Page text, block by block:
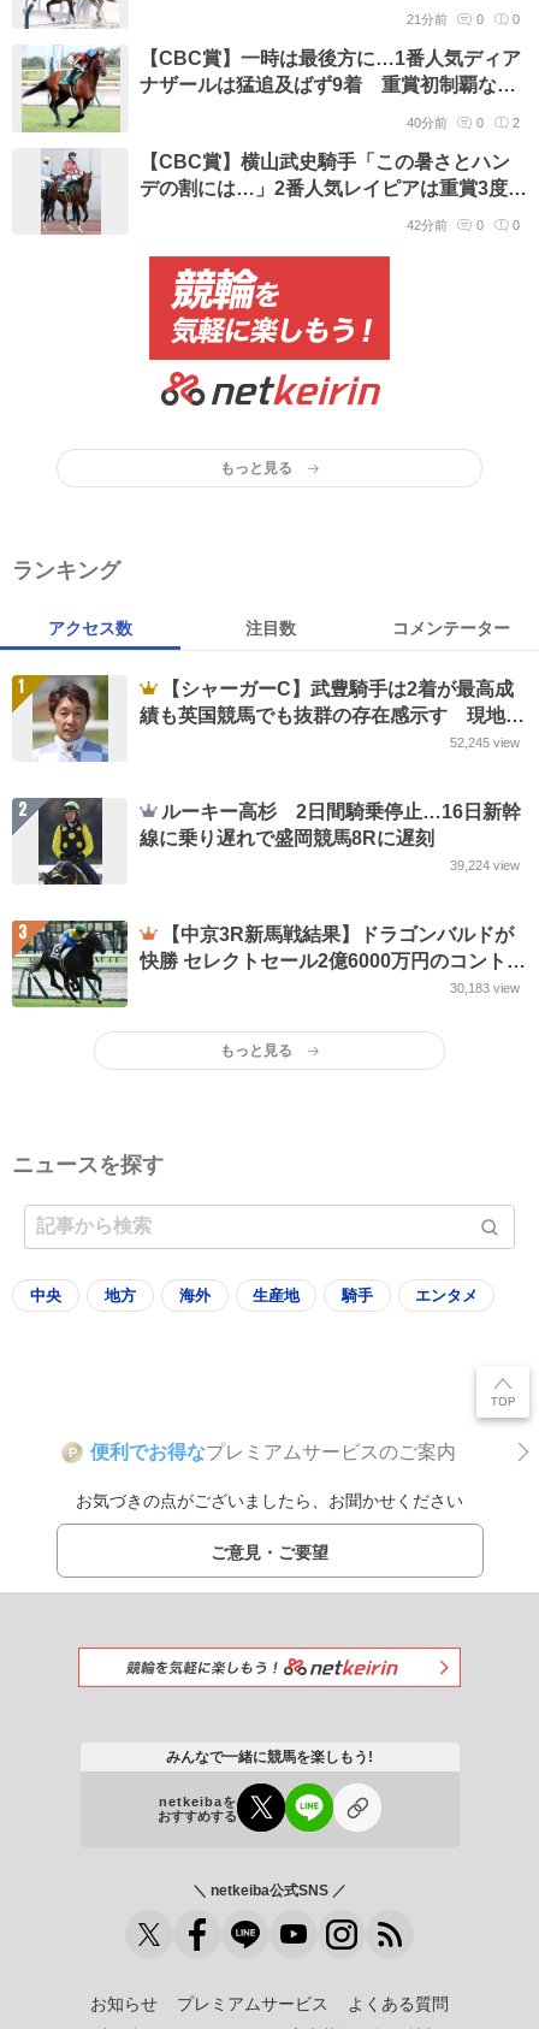
21分前 0 0
【CBC賞】一時は最後方に…1番人気ディア
ナザールは猛追及ばず9着 重賞初制覇なら
40分前 0 2
【CBC賞】横山武史騎手「この暑さとハン
デの割には…」2番人気レイピアは重賞3度目
42分前 0 0
もっと見る
ランキング
アクセス数 注目数 コメンテーター
1
【シャーガーC】武豊騎手は2着が最高成
績も英国競馬でも抜群の存在感示す 現地実
52,245 view
2
ルーキー高杉 2日間騎乗停止…16日新幹
線に乗り遅れで盛岡競馬8Rに遅刻
39,224 view
3
【中京3R新馬戦結果】ドラゴンバルドが
快勝 セレクトセール2億6000万円のコントレ
30,183 view
もっと見る
ニュースを探す
中央 地方 海外 生産地 騎手 エンタメ
P 便利でお得なプレミアムサービスのご案内
お気づきの点がございましたら、お聞かせください
ご意見・ご要望
みんなで一緒に競馬を楽しもう!
netkeibaを
おすすめする
＼ netkeiba公式SNS ／
お知らせ プレミアムサービス
よくある質問